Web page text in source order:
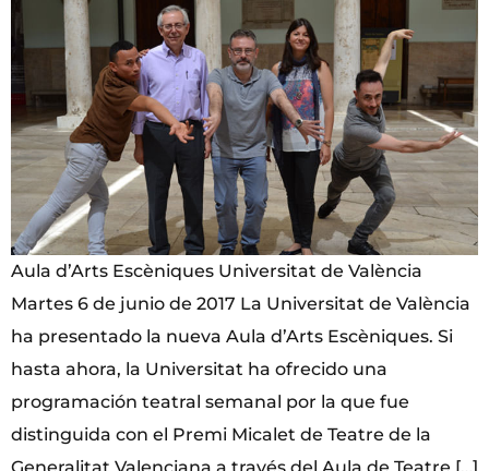
Aula d’Arts Escèniques Universitat de València
Martes 6 de junio de 2017 La Universitat de València
ha presentado la nueva Aula d’Arts Escèniques. Si
hasta ahora, la Universitat ha ofrecido una
programación teatral semanal por la que fue
distinguida con el Premi Micalet de Teatre de la
Generalitat Valenciana a través del Aula de Teatre […]